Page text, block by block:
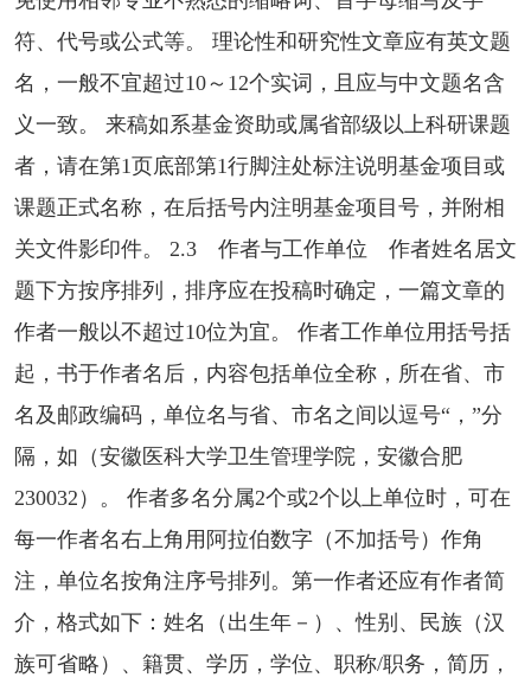
符、代号或公式等。 理论性和研究性文章应有英文题
名，一般不宜超过10～12个实词，且应与中文题名含
义一致。 来稿如系基金资助或属省部级以上科研课题
者，请在第1页底部第1行脚注处标注说明基金项目或
课题正式名称，在后括号内注明基金项目号，并附相
关文件影印件。 2.3 作者与工作单位 作者姓名居文
题下方按序排列，排序应在投稿时确定，一篇文章的
作者一般以不超过10位为宜。 作者工作单位用括号括
起，书于作者名后，内容包括单位全称，所在省、市
名及邮政编码，单位名与省、市名之间以逗号“，”分
隔，如（安徽医科大学卫生管理学院，安徽合肥
230032）。 作者多名分属2个或2个以上单位时，可在
每一作者名右上角用阿拉伯数字（不加括号）作角
注，单位名按角注序号排列。第一作者还应有作者简
介，格式如下：姓名（出生年－）、性别、民族（汉
族可省略）、籍贯、学历，学位、职称/职务，简历，